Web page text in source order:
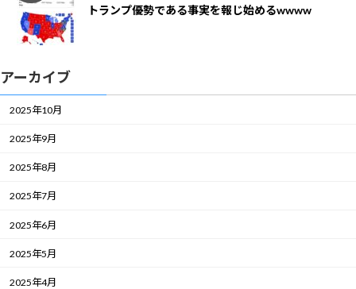
トランプ優勢である事実を報じ始めるwwww
アーカイブ
2025年10月
2025年9月
2025年8月
2025年7月
2025年6月
2025年5月
2025年4月